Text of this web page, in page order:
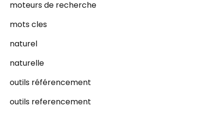
moteurs de recherche
mots cles
naturel
naturelle
outils référencement
outils referencement